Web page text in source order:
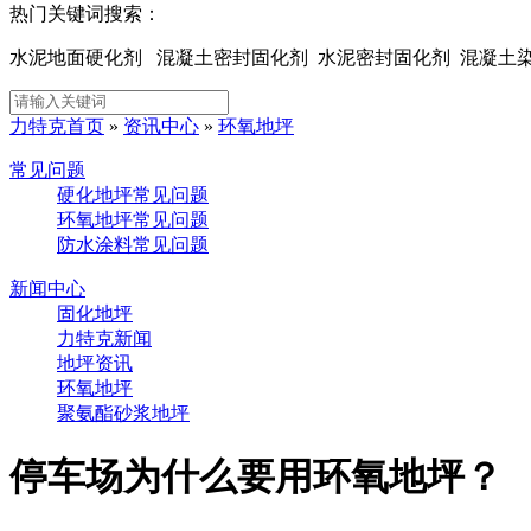
热门关键词搜索：
水泥地面硬化剂 混凝土密封固化剂 水泥密封固化剂 混凝
力特克首页 » 资讯中心 » 环氧地坪
常见问题
硬化地坪常见问题
环氧地坪常见问题
防水涂料常见问题
新闻中心
固化地坪
力特克新闻
地坪资讯
环氧地坪
聚氨酯砂浆地坪
停车场为什么要用环氧地坪？